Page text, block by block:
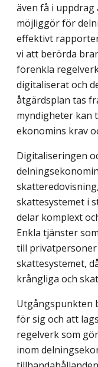
även få i
möjliggör för
effektivt
vi att berörda
förenkla
digitaliserat och
åtgärdsplan tas
myndigheter kan
ekonomins krav
Digitaliseringen
skattesystemet i
delar komplext
Enkla tjänster
till
skattesystemet,
krångliga och
Utgångspunkten
för sig och att
regelverk som
inom